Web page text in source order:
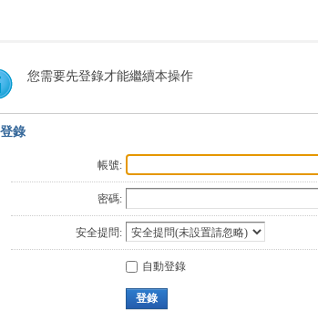
您需要先登錄才能繼續本操作
錄
帳號:
密碼:
安全提問:
自動登錄
登錄